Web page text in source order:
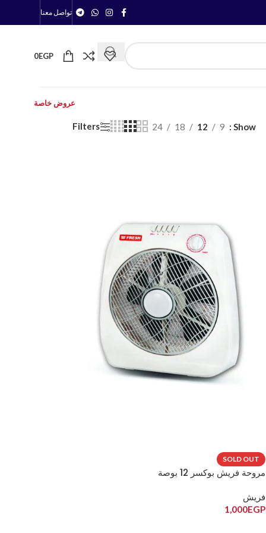
تواصل معنا
0EGP
عروض خاصة
Show
9
12
18
24
Filters
SOLD OUT
مروحة فريش بوكسر 12 بوصة
فريش
1,000EGP